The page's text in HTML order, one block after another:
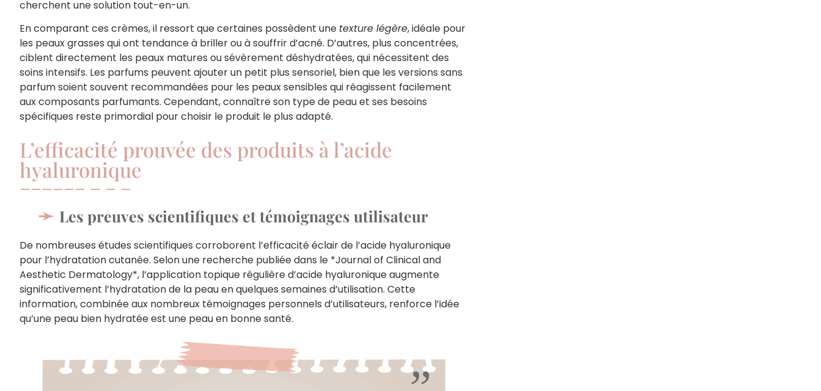
cherchent une solution tout-en-un.
En comparant ces crèmes, il ressort que certaines possèdent une texture légère, idéale pour
les peaux grasses qui ont tendance à briller ou à souffrir d’acné. D’autres, plus concentrées,
ciblent directement les peaux matures ou sévèrement déshydratées, qui nécessitent des
soins intensifs. Les parfums peuvent ajouter un petit plus sensoriel, bien que les versions sans
parfum soient souvent recommandées pour les peaux sensibles qui réagissent facilement
aux composants parfumants. Cependant, connaître son type de peau et ses besoins
spécifiques reste primordial pour choisir le produit le plus adapté.
L’efficacité prouvée des produits à l’acide
hyaluronique
Les preuves scientifiques et témoignages utilisateur
De nombreuses études scientifiques corroborent l’efficacité éclair de l’acide hyaluronique
pour l’hydratation cutanée. Selon une recherche publiée dans le *Journal of Clinical and
Aesthetic Dermatology*, l’application topique régulière d’acide hyaluronique augmente
significativement l’hydratation de la peau en quelques semaines d’utilisation. Cette
information, combinée aux nombreux témoignages personnels d’utilisateurs, renforce l’idée
qu’une peau bien hydratée est une peau en bonne santé.